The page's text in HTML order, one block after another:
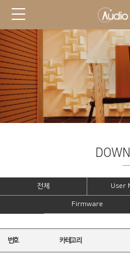
전체 User
Firmware
번호 카테고리